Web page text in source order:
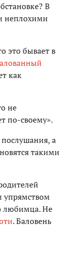
В
неплохими
это бывает в
как
не
по-своему».
послушания, а
такими
упрямством
любимца. Не
. Баловень